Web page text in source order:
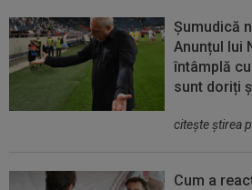
Șumudică
Anunțul lui
întâmplă
sunt doriți
citeşte ştirea
Cum a